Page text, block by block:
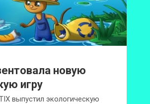
новую
игру
выпустил экологическую